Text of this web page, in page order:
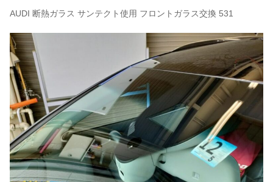
AUDI 断熱ガラス サンテクト使用 フロントガラス交換 531